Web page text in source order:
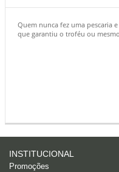
Quem nunca fez uma pescaria
que garantiu o troféu ou
INSTITUCIONAL
Promoções